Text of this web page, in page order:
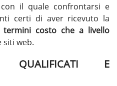
il quale confrontarsi e
certi di aver ricevuto la
costo che a livello
siti web.
QUALIFICATI E